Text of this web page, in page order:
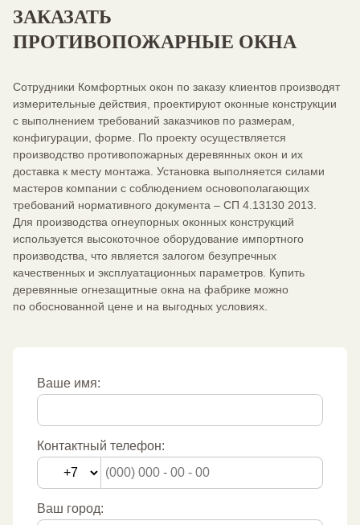
ЗАКАЗАТЬ
ПРОТИВОПОЖАРНЫЕ ОКНА
Сотрудники Комфортных окон по заказу клиентов производят
измерительные действия, проектируют оконные конструкции
с выполнением требований заказчиков по размерам,
конфигурации, форме. По проекту осуществляется
производство противопожарных деревянных окон и их
доставка к месту монтажа. Установка выполняется силами
мастеров компании с соблюдением основополагающих
требований нормативного документа – СП 4.13130 2013.
Для производства огнеупорных оконных конструкций
используется высокоточное оборудование импортного
производства, что является залогом безупречных
качественных и эксплуатационных параметров. Купить
деревянные огнезащитные окна на фабрике можно
по обоснованной цене и на выгодных условиях.
Ваше имя:
Контактный телефон:
Ваш город: